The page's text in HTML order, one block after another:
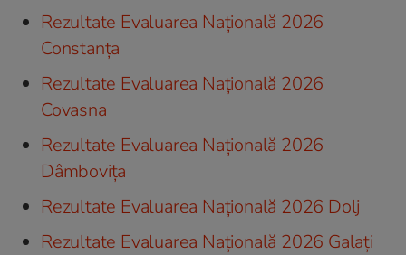
Rezultate Evaluarea Națională 2026
Constanța
Rezultate Evaluarea Națională 2026
Covasna
Rezultate Evaluarea Națională 2026
Dâmbovița
Rezultate Evaluarea Națională 2026 Dolj
Rezultate Evaluarea Națională 2026 Galați